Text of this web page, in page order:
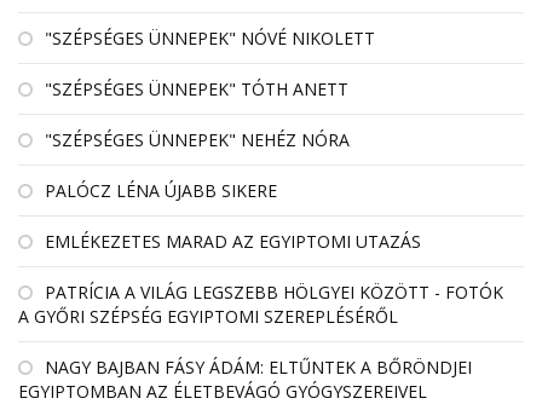
"SZÉPSÉGES ÜNNEPEK" NÓVÉ NIKOLETT
"SZÉPSÉGES ÜNNEPEK" TÓTH ANETT
"SZÉPSÉGES ÜNNEPEK" NEHÉZ NÓRA
PALÓCZ LÉNA ÚJABB SIKERE
EMLÉKEZETES MARAD AZ EGYIPTOMI UTAZÁS
PATRÍCIA A VILÁG LEGSZEBB HÖLGYEI KÖZÖTT - FOTÓK
A GYŐRI SZÉPSÉG EGYIPTOMI SZEREPLÉSÉRŐL
NAGY BAJBAN FÁSY ÁDÁM: ELTŰNTEK A BŐRÖNDJEI
EGYIPTOMBAN AZ ÉLETBEVÁGÓ GYÓGYSZEREIVEL